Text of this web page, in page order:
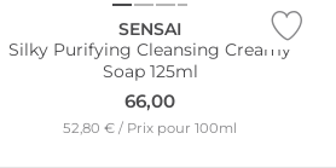
SENSAI
Silky Purifying Cleansing Creamy
Soap 125ml
66,00
52,80 € / Prix pour 100ml